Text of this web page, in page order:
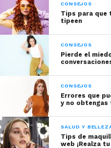
CONSEJOS
Tips para que
tipeen
CONSEJOS
Pierde el
CONSEJOS
Errores que
y no obtengas
SALUD Y
Tips de
web ¡Realza